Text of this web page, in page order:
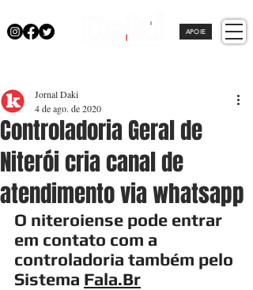
APOIE
Controladoria Geral de
Niterói cria canal de
atendimento via whatsapp
Jornal Daki
4 de ago. de 2020
O niteroiense pode entrar
em contato com a
controladoria também pelo
Sistema Fala.Br